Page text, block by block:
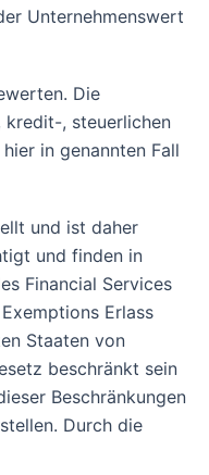
Unternehmenswert
Die
kredit-, steuerlichen
in genannten Fall
und ist daher
und finden in
Financial Services
Erlass
Staaten von
beschränkt sein
Beschränkungen
Durch die